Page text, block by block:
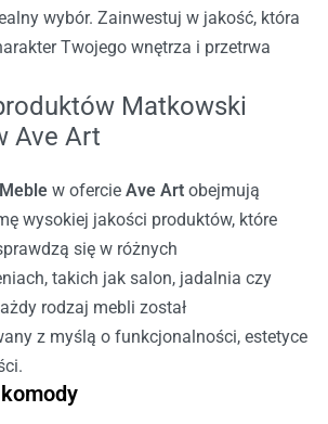
wybór. Zainwestuj w jakość, która
Twojego wnętrza i przetrwa
Matkowski
Ave Art
w ofercieAve Art obejmują
wysokiej jakości produktów, które
się w różnych
takich jak salon, jadalnia czy
rodzaj mebli został
z myślą o funkcjonalności, estetyce
komody